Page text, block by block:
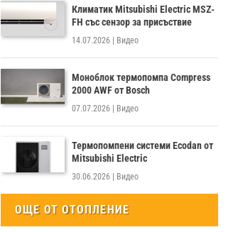
Климатик Mitsubishi Electric MSZ-
FH със сензор за присъствие
14.07.2026 | Видео
Моноблок термопомпа Compress
2000 AWF от Bosch
07.07.2026 | Видео
Термопомпени системи Ecodan от
Mitsubishi Electric
30.06.2026 | Видео
ОЩЕ ОТ ОТОПЛЕНИЕ